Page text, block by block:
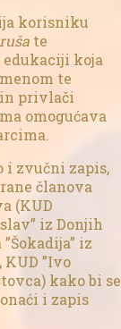
korisniku
te
koja
te
privlači
omogućava
i zvučni zapis,
članova
(KUD
iz Donjih
iz
”Ivo
kako bi se
i zapis